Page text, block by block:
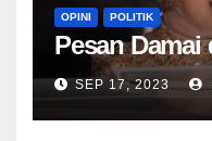
OPINI POLITIK
Pesan
SEP 17, 2023